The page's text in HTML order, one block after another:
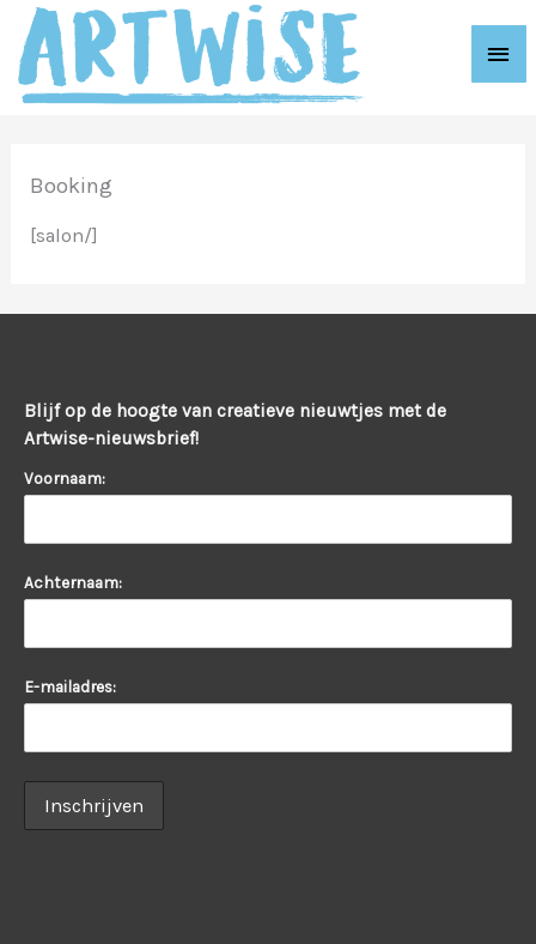
naar
de
Booking
[salon/]
Blijf op de hoogte van creatieve nieuwtjes met de
Artwise-nieuwsbrief!
Voornaam:
Achternaam:
E-mailadres: